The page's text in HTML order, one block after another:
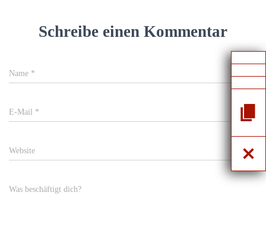
Schreibe einen Kommentar
Name *
E-Mail *
Website
Was beschäftigt dich?